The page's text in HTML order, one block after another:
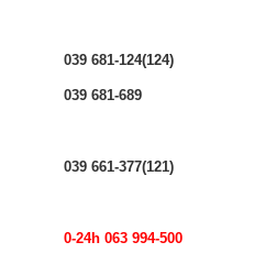
039 681-124(124)
039 681-689
039 661-377(121)
0-24h 063 994-500